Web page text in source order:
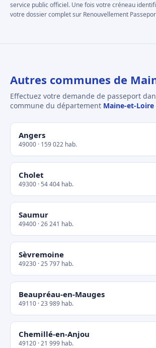
service public officiel. Une fois votre créneau
votre dossier complet sur Renouvellement
Autres communes de
Effectuez votre demande de passeport
commune du département Maine-et-Loire
Angers
49000 · 159 022 hab.
Cholet
49300 · 54 404 hab.
Saumur
49400 · 26 241 hab.
Sèvremoine
49230 · 25 797 hab.
Beaupréau-en-Mauges
49110 · 23 989 hab.
Chemillé-en-Anjou
49120 · 21 999 hab.